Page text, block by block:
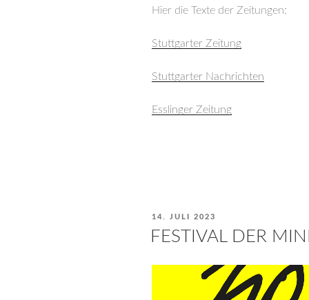
Hier die Texte der Zeitungen:
Stuttgarter Zeitung
Stuttgarter Nachrichten
Esslinger Zeitung
VERÖFFENTLICHT
14. JULI 2023
FESTIVAL DER